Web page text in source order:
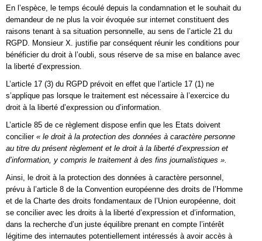
En l’espèce, le temps écoulé depuis la condamnation et le souhait du
demandeur de ne plus la voir évoquée sur internet constituent des
raisons tenant à sa situation personnelle, au sens de l’article 21 du
RGPD. Monsieur X. justifie par conséquent réunir les conditions pour
bénéficier du droit à l’oubli, sous réserve de sa mise en balance avec
la liberté d’expression.
L’article 17 (3) du RGPD prévoit en effet que l’article 17 (1) ne
s’applique pas lorsque le traitement est nécessaire à l’exercice du
droit à la liberté d’expression ou d’information.
L’article 85 de ce règlement dispose enfin que les Etats doivent
concilier « le droit à la protection des données à caractère personne
au titre du présent règlement et le droit à la liberté d’expression et
d’information, y compris le traitement à des fins journalistiques ».
Ainsi, le droit à la protection des données à caractère personnel,
prévu à l’article 8 de la Convention européenne des droits de l’Homme
et de la Charte des droits fondamentaux de l’Union européenne, doit
se concilier avec les droits à la liberté d’expression et d’information,
dans la recherche d’un juste équilibre prenant en compte l’intérêt
légitime des internautes potentiellement intéressés à avoir accès à